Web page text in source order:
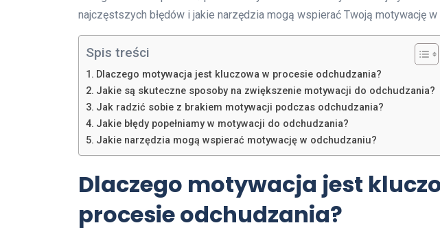
najczęstszych błędów i jakie narzędzia mogą wspierać Twoją motywację w
Spis treści
Dlaczego motywacja jest kluczowa w procesie odchudzania?
Jakie są skuteczne sposoby na zwiększenie motywacji do odchudzania?
Jak radzić sobie z brakiem motywacji podczas odchudzania?
Jakie błędy popełniamy w motywacji do odchudzania?
Jakie narzędzia mogą wspierać motywację w odchudzaniu?
Dlaczego motywacja jest
procesie odchudzania?